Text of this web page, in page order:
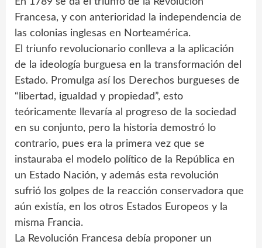
Francesa, y con anterioridad la independencia de
las colonias inglesas en Norteamérica.
El triunfo revolucionario conlleva a la aplicación
de la ideología burguesa en la transformación del
Estado. Promulga así los Derechos burgueses de
“libertad, igualdad y propiedad”, esto
teóricamente llevaría al progreso de la sociedad
en su conjunto, pero la historia demostró lo
contrario, pues era la primera vez que se
instauraba el modelo político de la República en
un Estado Nación, y además esta revolución
sufrió los golpes de la reacción conservadora que
aún existía, en los otros Estados Europeos y la
misma Francia.
La Revolución Francesa debía proponer un